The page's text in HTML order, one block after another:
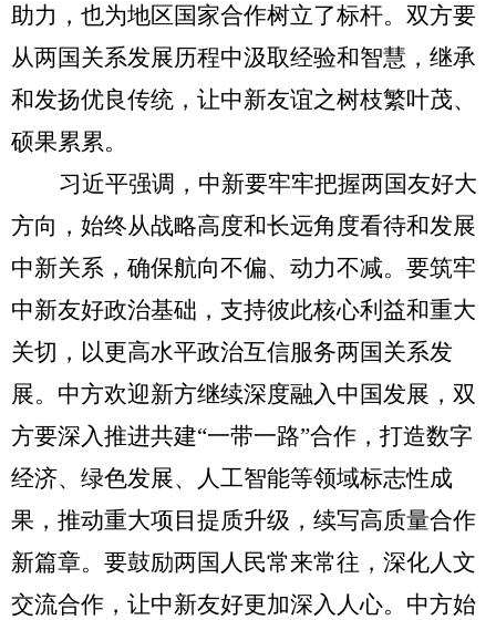
助力，也为地区国家合作树立了标杆。双方要
从两国关系发展历程中汲取经验和智慧，继承
和发扬优良传统，让中新友谊之树枝繁叶茂、
硕果累累。
习近平强调，中新要牢牢把握两国友好大
方向，始终从战略高度和长远角度看待和发展
中新关系，确保航向不偏、动力不减。要筑牢
中新友好政治基础，支持彼此核心利益和重大
关切，以更高水平政治互信服务两国关系发
展。中方欢迎新方继续深度融入中国发展，双
方要深入推进共建“一带一路”合作，打造数字
经济、绿色发展、人工智能等领域标志性成
果，推动重大项目提质升级，续写高质量合作
新篇章。要鼓励两国人民常来常往，深化人文
交流合作，让中新友好更加深入人心。中方始